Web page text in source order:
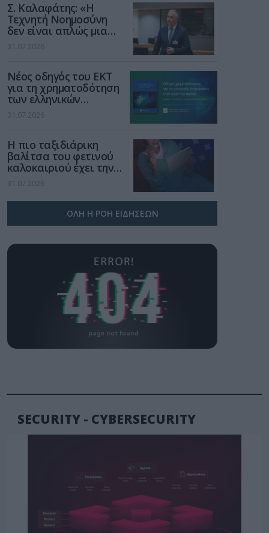
Σ. Καλαφάτης: «Η
Τεχνητή Νοημοσύνη
δεν είναι απλώς μια
νέα τεχνολογία, είναι
μια νέα βιομηχανική
31.07.2026
Νέος οδηγός του ΕΚΤ
για τη χρηματοδότηση
των ελληνικών
επιχειρήσεων στον
χώρο της άμυνας
31.07.2026
Η πιο ταξιδιάρικη
βαλίτσα του φετινού
καλοκαιριού έχει την
υπογραφή της Xiaomi
31.07.2026
ΟΛΗ Η ΡΟΗ ΕΙΔΗΣΕΩΝ
SECURITY - CYBERSECURITY